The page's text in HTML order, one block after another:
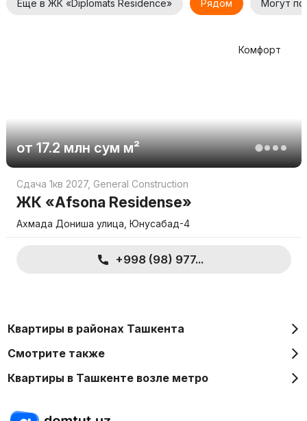
Еще в ЖК «Diplomats Residence» Рядом Могут
Комфорт
от17.2 млн сумм²
Сдача 1кв 2027, General Construction
ЖК «Afsona Residense»
Ахмада Дониша улица, Юнусабад-4
+998 (98) 977...
Квартиры в районах Ташкента
Смотрите также
Квартиры в Ташкенте возле метро